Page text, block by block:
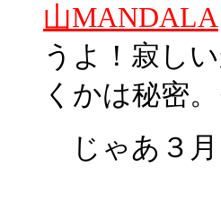
山MANDALA
うよ！寂し
くかは秘密
じゃあ３